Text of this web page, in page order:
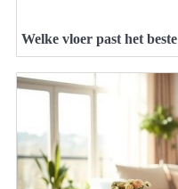
Welke vloer past het